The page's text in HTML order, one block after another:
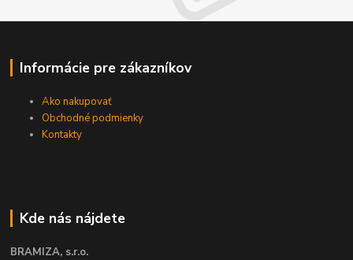
Informácie pre zákazníkov
Ako nakupovať
Obchodné podmienky
Kontakty
Kde nás nájdete
BRAMIZA, s.r.o.